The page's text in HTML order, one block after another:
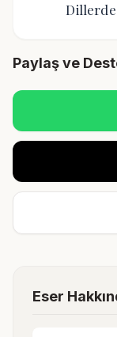
Dillerde
Paylaş ve
Eser